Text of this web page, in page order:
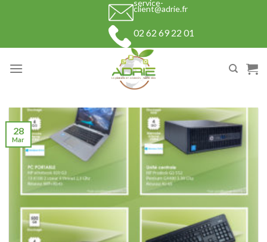
service-
client@adrie.fr
02 62 69 22 01
28
Mar